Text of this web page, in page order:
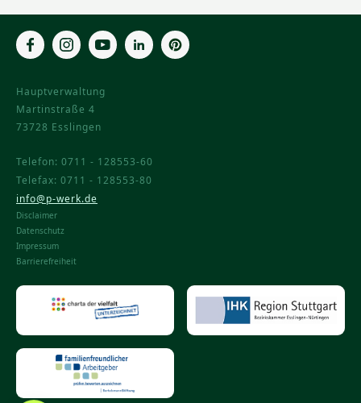
Hauptverwaltung
Martinstraße 4
73728 Esslingen
Telefon: 0711 - 128553-60
Telefax: 0711 - 128553-80
info@p-werk.de
Disclaimer
Datenschutz
Impressum
Barrierefreiheit